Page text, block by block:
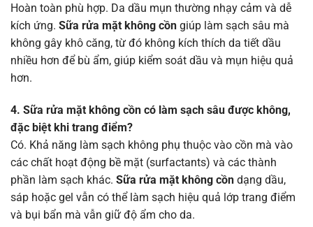
Hoàn toàn phù hợp. Da dầu mụn thường nhạy cảm và dễ
kích ứng. Sữa rửa mặt không cồn giúp làm sạch sâu mà
không gây khô căng, từ đó không kích thích da tiết dầu
nhiều hơn để bù ẩm, giúp kiểm soát dầu và mụn hiệu quả
hơn.
4. Sữa rửa mặt không cồn có làm sạch sâu được không,
đặc biệt khi trang điểm?
Có. Khả năng làm sạch không phụ thuộc vào cồn mà vào
các chất hoạt động bề mặt (surfactants) và các thành
phần làm sạch khác. Sữa rửa mặt không cồn dạng dầu,
sáp hoặc gel vẫn có thể làm sạch hiệu quả lớp trang điểm
và bụi bẩn mà vẫn giữ độ ẩm cho da.